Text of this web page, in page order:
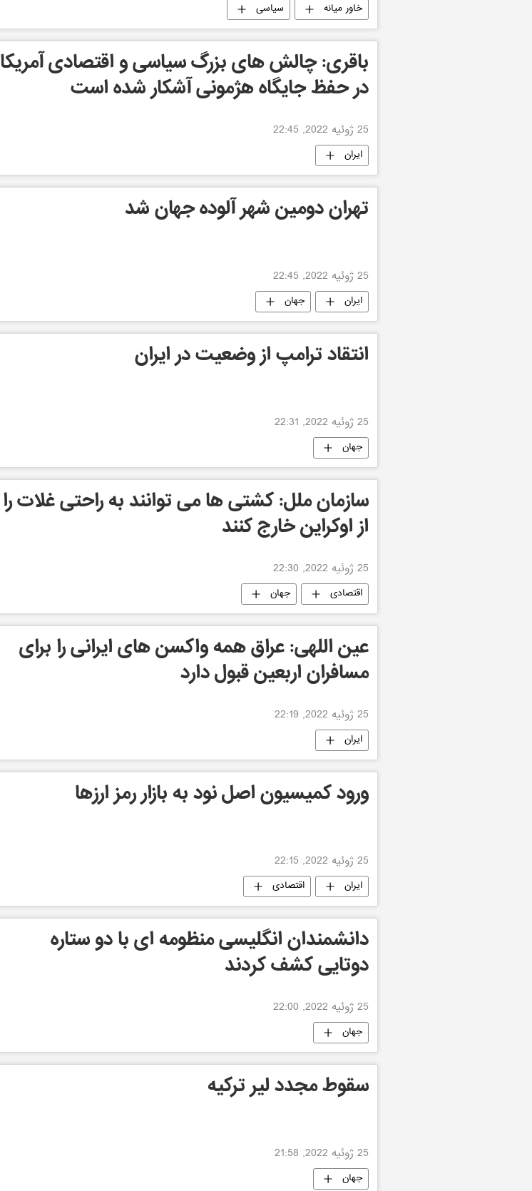
خاور میانه سیاسی
باقری: چالش های بزرگ سیاسی و اقتصادی آمریکا
در حفظ جایگاه هژمونی آشکار شده است
25 ژوئیه 2022, 22:45
ایران
تهران دومین شهر آلوده جهان شد
25 ژوئیه 2022, 22:45
ایران جهان
انتقاد ترامپ از وضعیت در ایران
25 ژوئیه 2022, 22:31
جهان
سازمان ملل: کشتی ها می توانند به راحتی غلات را
از اوکراین خارج کنند
25 ژوئیه 2022, 22:30
اقتصادی جهان
عین اللهی: عراق همه واکسن های ایرانی را برای
مسافران اربعین قبول دارد
25 ژوئیه 2022, 22:19
ایران
ورود کمیسیون اصل نود به بازار رمز ارزها
25 ژوئیه 2022, 22:15
ایران اقتصادی
دانشمندان انگلیسی منظومه ای با دو ستاره
دوتایی کشف کردند
25 ژوئیه 2022, 22:00
جهان
سقوط مجدد لیر ترکیه
25 ژوئیه 2022, 21:58
جهان